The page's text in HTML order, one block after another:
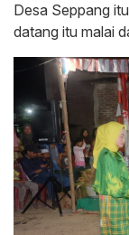
Desa Seppang
datang itu malai